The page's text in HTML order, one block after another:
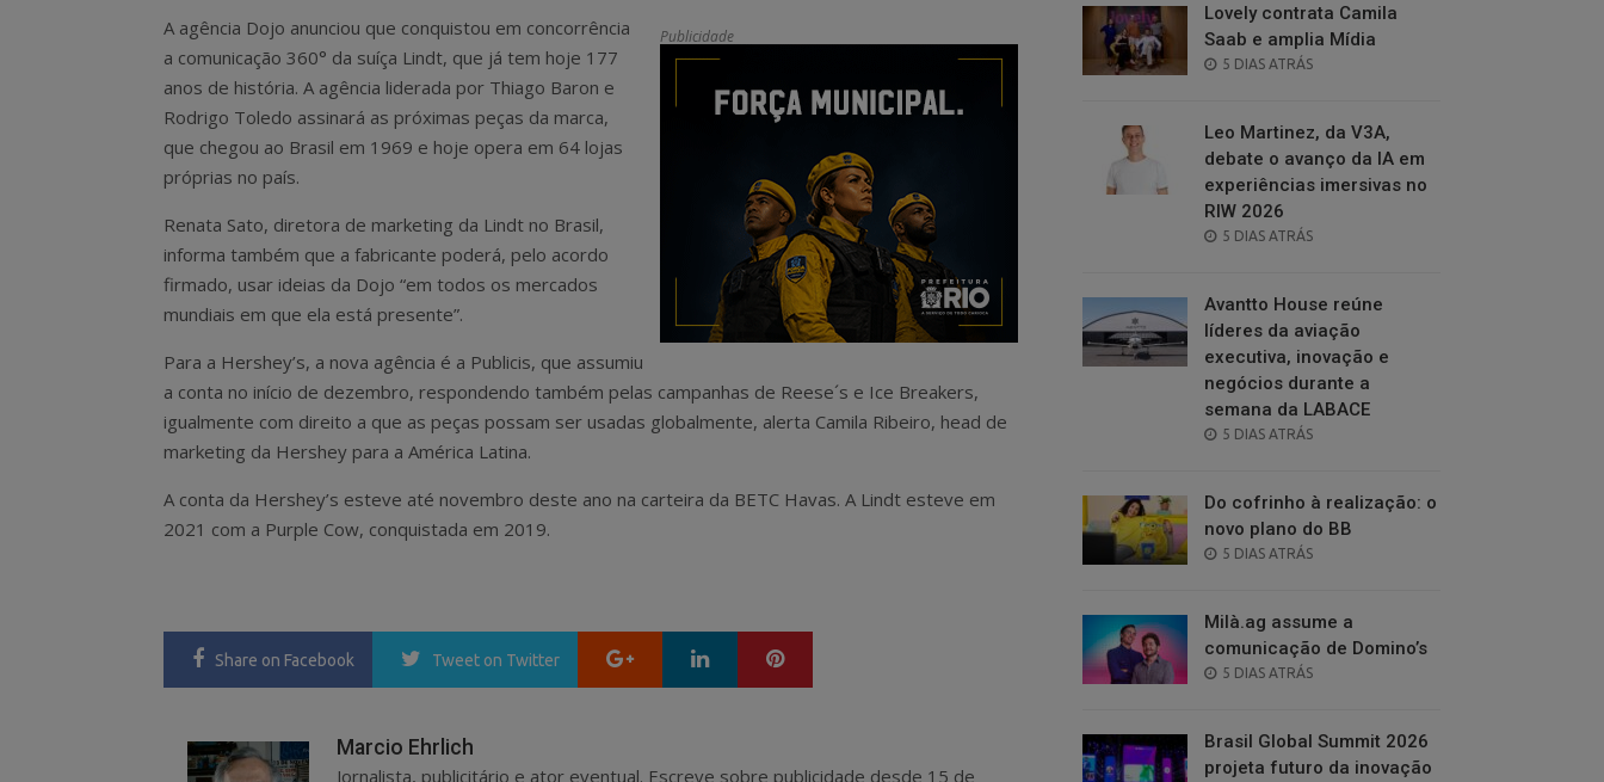
Publicidade
A agência Dojo anunciou que conquistou em concorrência
a comunicação 360° da suíça Lindt, que já tem hoje 177
anos de história. A agência liderada por Thiago Baron e
Rodrigo Toledo assinará as próximas peças da marca,
que chegou ao Brasil em 1969 e hoje opera em 64 lojas
próprias no país.
Renata Sato, diretora de marketing da Lindt no Brasil,
informa também que a fabricante poderá, pelo acordo
firmado, usar ideias da Dojo “em todos os mercados
mundiais em que ela está presente”.
Para a Hershey’s, a nova agência é a Publicis, que assumiu
a conta no início de dezembro, respondendo também pelas campanhas de Reese´s e Ice Breakers,
igualmente com direito a que as peças possam ser usadas globalmente, alerta Camila Ribeiro, head de
marketing da Hershey para a América Latina.
A conta da Hershey’s esteve até novembro deste ano na carteira da BETC Havas. A Lindt esteve em
2021 com a Purple Cow, conquistada em 2019.
Share on Facebook Tweet on Twitter Google+ LinkedIn
Marcio Ehrlich
Jornalista, publicitário e ator eventual. Escreve sobre publicidade desde 15 de
Lovely contrata Camila
Saab e amplia Mídia
POSTED
5 DIAS ATRÁS
Leo Martinez, da V3A,
debate o avanço da IA em
experiências imersivas no
RIW 2026
POSTED
5 DIAS ATRÁS
Avantto House reúne
líderes da aviação
executiva, inovação e
negócios durante a
semana da LABACE
POSTED
5 DIAS ATRÁS
Do cofrinho à realização: o
novo plano do BB
POSTED
5 DIAS ATRÁS
Milà.ag assume a
comunicação de Domino’s
POSTED
5 DIAS ATRÁS
Brasil Global Summit 2026
projeta futuro da inovação